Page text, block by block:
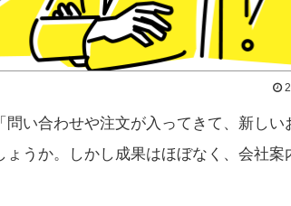
い合わせや注文が入ってきて、新しい
うか。しかし成果はほぼなく、会社案